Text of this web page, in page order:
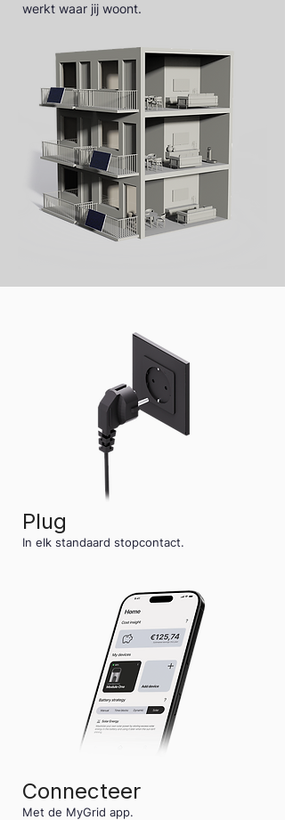
werkt waar jij woont.
Plug
In elk standaard stopcontact.
Connecteer
Met de MyGrid app.